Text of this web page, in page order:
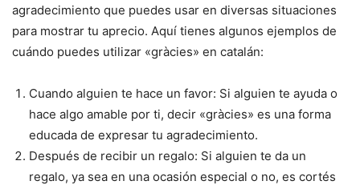
agradecimiento que puedes usar en diversas situaciones
para mostrar tu aprecio. Aquí tienes algunos ejemplos de
cuándo puedes utilizar «gràcies» en catalán:
Cuando alguien te hace un favor: Si alguien te ayuda o
hace algo amable por ti, decir «gràcies» es una forma
educada de expresar tu agradecimiento.
Después de recibir un regalo: Si alguien te da un
regalo, ya sea en una ocasión especial o no, es cortés